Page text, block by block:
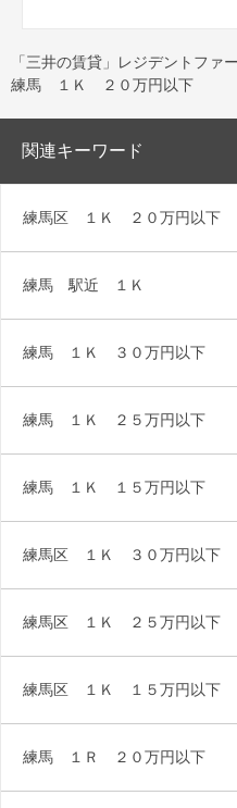
「三井の賃貸」レジデントファ
練馬 １Ｋ ２０万円以下
関連キーワード
練馬区 １Ｋ ２０万円以下
練馬 駅近 １Ｋ
練馬 １Ｋ ３０万円以下
練馬 １Ｋ ２５万円以下
練馬 １Ｋ １５万円以下
練馬区 １Ｋ ３０万円以下
練馬区 １Ｋ ２５万円以下
練馬区 １Ｋ １５万円以下
練馬 １Ｒ ２０万円以下